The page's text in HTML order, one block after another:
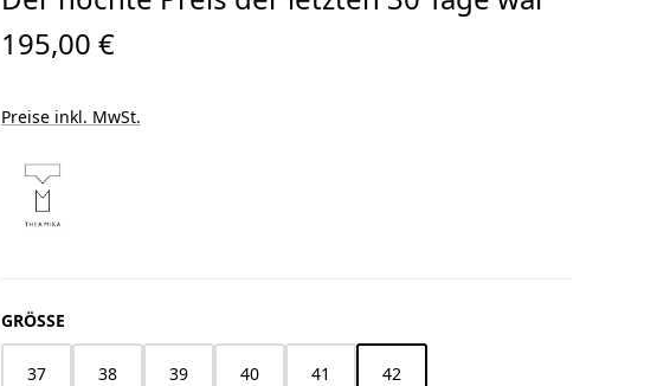
195,00 €
Preise inkl. MwSt.
GRÖSSE AUSWÄHLEN
37 38 39 40 41 42